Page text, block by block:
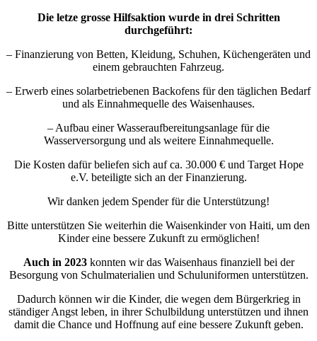
Die letze grosse Hilfsaktion wurde in drei Schritten
durchgeführt:
– Finanzierung von Betten, Kleidung, Schuhen, Küchengeräten und
einem gebrauchten Fahrzeug.
– Erwerb eines solarbetriebenen Backofens für den täglichen Bedarf
und als Einnahmequelle des Waisenhauses.
– Aufbau einer Wasseraufbereitungsanlage für die
Wasserversorgung und als weitere Einnahmequelle.
Die Kosten dafür beliefen sich auf ca. 30.000 € und Target Hope
e.V. beteiligte sich an der Finanzierung.
Wir danken jedem Spender für die Unterstützung!
Bitte unterstützen Sie weiterhin die Waisenkinder von Haiti, um den
Kinder eine bessere Zukunft zu ermöglichen!
Auch in 2023konnten wir das Waisenhaus finanziell bei der
Besorgung von Schulmaterialien und Schuluniformen unterstützen.
Dadurch können wir die Kinder, die wegen dem Bürgerkrieg in
ständiger Angst leben, in ihrer Schulbildung unterstützen und ihnen
damit die Chance und Hoffnung auf eine bessere Zukunft geben.